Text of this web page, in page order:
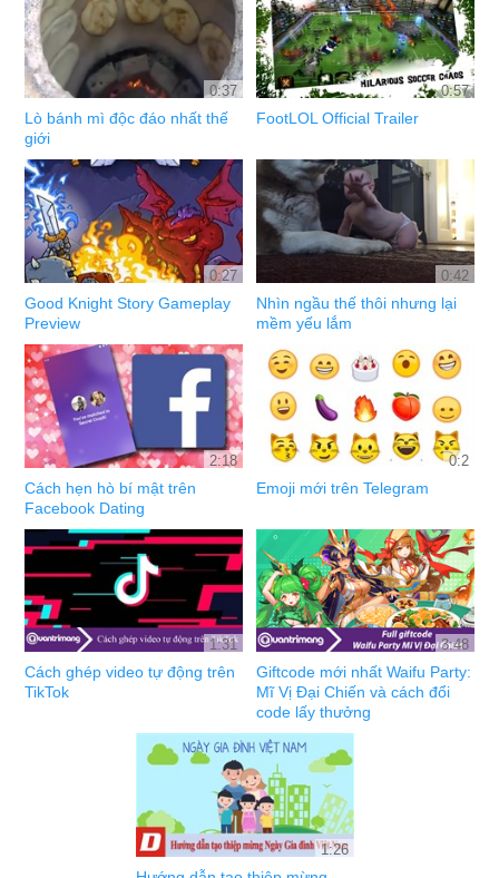
0:37
Lò bánh mì độc đáo nhất thế
giới
0:57
FootLOL Official Trailer
0:27
Good Knight Story Gameplay
Preview
0:42
Nhìn ngầu thế thôi nhưng lại
mềm yếu lắm
2:18
Cách hẹn hò bí mật trên
Facebook Dating
0:2
Emoji mới trên Telegram
1:31
Cách ghép video tự động trên
TikTok
3:48
Giftcode mới nhất Waifu Party:
Mĩ Vị Đại Chiến và cách đổi
code lấy thưởng
1:26